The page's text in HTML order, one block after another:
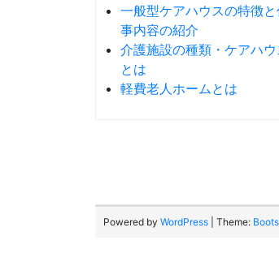
一般型ケアハウスの特徴
事内容の紹介
介護施設の種類・ケアハウ
とは
軽費老人ホームとは
Powered by WordPress | Theme: